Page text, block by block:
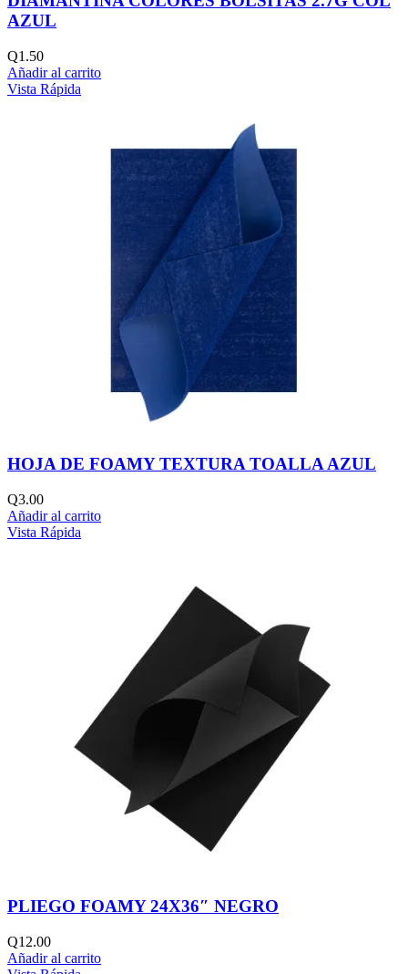
AZUL
Q1.50
Añadir al carrito
Vista Rápida
HOJA DE FOAMY TEXTURA TOALLA AZUL
Q3.00
Añadir al carrito
Vista Rápida
PLIEGO FOAMY 24X36″ NEGRO
Q12.00
Añadir al carrito